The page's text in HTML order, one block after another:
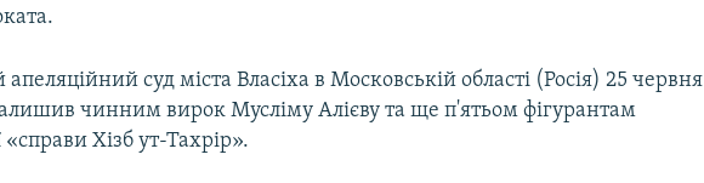
апеляційний суд міста Власіха в Московській області (Росія) 25 червня
чинним вирок Мусліму Алієву та ще п'ятьом фігурантам
«справи Хізб ут-Тахрір».